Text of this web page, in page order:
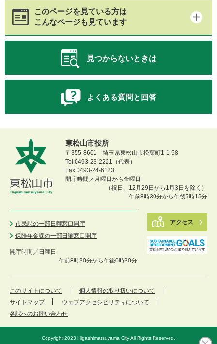
このページを見ている方は
こんなページも見ています
見つからないときは
よくある質問と回答
東松山市役所
〒355-8601 埼玉県東松山市松葉町1-1-58
Tel:0493-23-2221（代表）
Fax:0493-24-6123
開庁時間／月曜日から金曜日
（祝日、12月29日から1月3日を除く）
午前8時30分から午後5時15分
市民課の一部日曜窓口開庁
保険年金課の一部日曜窓口開庁
開庁時間／ 日曜日
午前8時30分から午後0時30分
アクセス
このサイトについて
個人情報の取り扱いについて
サイトマップ
ウェブアクセシビリティについて
各課へのお問い合わせ
Copyright 2023 Higashimatsuyama City All Rights Reserved.